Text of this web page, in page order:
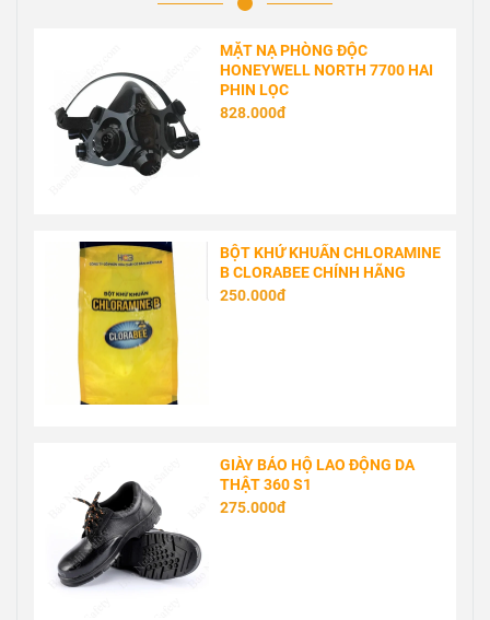
MẶT NẠ PHÒNG ĐỘC
HONEYWELL NORTH 7700 HAI
PHIN LỌC
828.000đ
BỘT KHỬ KHUẨN CHLORAMINE
B CLORABEE CHÍNH HÃNG
250.000đ
GIÀY BẢO HỘ LAO ĐỘNG DA
THẬT 360 S1
275.000đ